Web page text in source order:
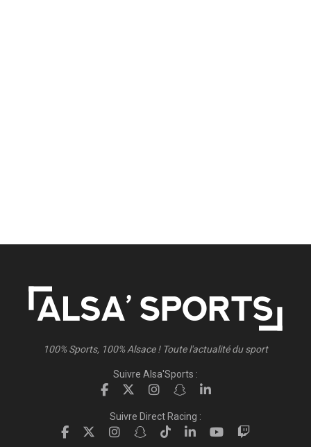
100% Sports, 100% Alsace ! Toute l'actualité du sport
Suivre Alsa'Sports :
Suivre Direct Racing :